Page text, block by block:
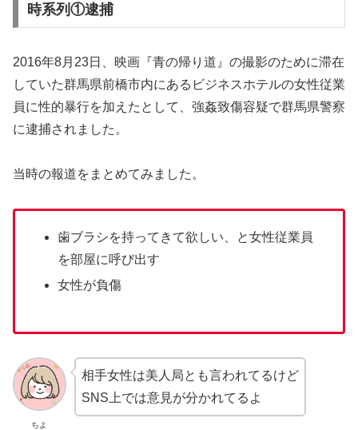
時系列①逮捕
2016年8月23日、映画『青の帰り道』の撮影のために滞在
していた群馬県前橋市内にあるビジネスホテルの女性従業
員に性的暴行を加えたとして、強姦致傷容疑で群馬県警察
に逮捕されました。
当時の報道をまとめてみました。
歯ブラシを持ってきて欲しい、と女性従業員
を部屋に呼び出す
女性が負傷
ちよ
相手女性は美人局とも言われてるけど
SNS上では意見が分かれてるよ